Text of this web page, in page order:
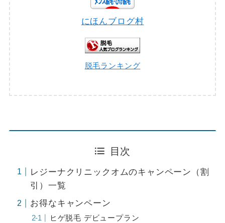
にほんブログ村
脱毛ランキング
目次
レジーナクリニックオムのキャンペーン（割
引）一覧
お得なキャンペーン
ヒゲ脱毛 デビュープラン